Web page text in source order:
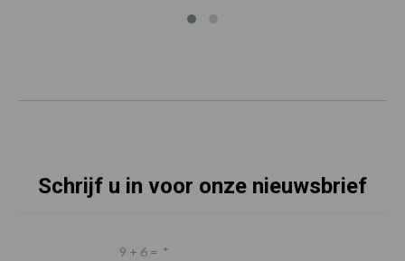
Schrijf u in voor onze nieuwsbrief
9 + 6 = *